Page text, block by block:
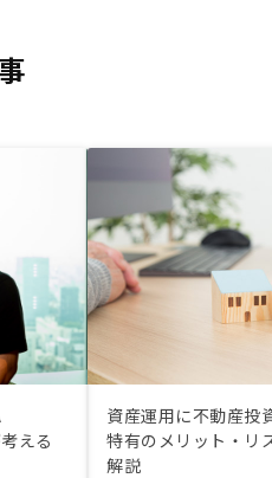
える
資産運用に不動産投
特有のメリット・リ
解説